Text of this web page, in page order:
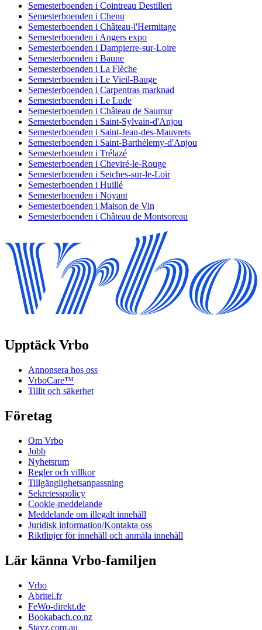
Semesterboenden i Cointreau Destilleri
Semesterboenden i Chenu
Semesterboenden i Château-l'Hermitage
Semesterboenden i Angers expo
Semesterboenden i Dampierre-sur-Loire
Semesterboenden i Baune
Semesterboenden i La Flèche
Semesterboenden i Le Vieil-Bauge
Semesterboenden i Carpentras marknad
Semesterboenden i Le Lude
Semesterboenden i Château de Saumur
Semesterboenden i Saint-Sylvain-d'Anjou
Semesterboenden i Saint-Jean-des-Mauvrets
Semesterboenden i Saint-Barthélemy-d'Anjou
Semesterboenden i Trélazé
Semesterboenden i Cheviré-le-Rouge
Semesterboenden i Seiches-sur-le-Loir
Semesterboenden i Huillé
Semesterboenden i Noyant
Semesterboenden i Maison de Vin
Semesterboenden i Château de Montsoreau
Upptäck Vrbo
Annonsera hos oss
VrboCare™
Tillit och säkerhet
Företag
Om Vrbo
Jobb
Nyhetsrum
Regler och villkor
Tillgänglighetsanpassning
Sekretesspolicy
Cookie-meddelande
Meddelande om illegalt innehåll
Juridisk information/Kontakta oss
Riktlinjer för innehåll och anmäla innehåll
Lär känna Vrbo-familjen
Vrbo
Abritel.fr
FeWo-direkt.de
Bookabach.co.nz
Stayz.com.au